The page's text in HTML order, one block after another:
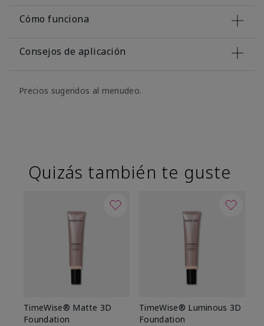
Cómo funciona
Consejos de aplicación
Precios sugeridos al menudeo.
Quizás también te guste
TimeWise® Matte 3D
Foundation
TimeWise® Luminous 3D
Foundation